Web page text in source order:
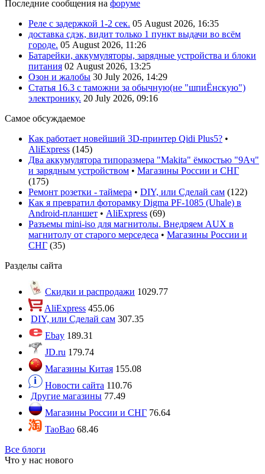
Последние сообщения на форуме
Реле с задержкой 1-2 сек. 05 August 2026, 16:35
доставка сдэк, видит только 1 пункт выдачи во всём
городе. 05 August 2026, 11:26
Батарейки, аккумуляторы, зарядные устройства и блоки
питания 02 August 2026, 13:25
Озон и жалобы 30 July 2026, 14:29
Статья 16.3 с таможни за обычную(не "шпиЁнскую")
электронику. 20 July 2026, 09:16
Самое обсуждаемое
Как работает новейший 3D-принтер Qidi Plus5? •
AliExpress (145)
Два аккумулятора типоразмера "Makita" ёмкостью "9Ач"
и зарядным устройством • Магазины России и СНГ
(175)
Ремонт розетки - таймера • DIY, или Сделай сам (122)
Как я превратил фоторамку Digma PF-1085 (Uhale) в
Android-планшет • AliExpress (69)
Разъемы mini-iso для магнитолы. Внедряем AUX в
магнитолу от старого мерседеса • Магазины России и
СНГ (35)
Разделы сайта
Скидки и распродажи 1029.77
AliExpress 455.06
DIY, или Сделай сам 307.35
Ebay 189.31
JD.ru 179.74
Магазины Китая 155.08
Новости сайта 110.76
Другие магазины 77.49
Магазины России и СНГ 76.64
TaoBao 68.46
Все блоги
Что у нас нового